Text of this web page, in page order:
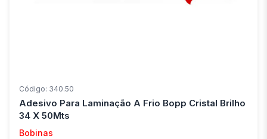
Código: 340.50
Adesivo Para Laminação A Frio Bopp Cristal Brilho
34 X 50Mts
Bobinas